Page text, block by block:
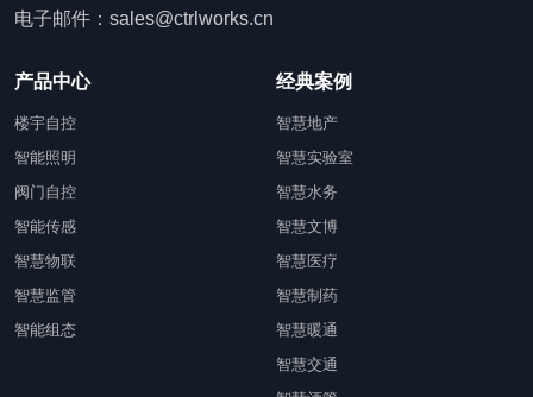
电子邮件：sales@ctrlworks.cn
产品中心
楼宇自控
智能照明
阀门自控
智能传感
智慧物联
智慧监管
智能组态
经典案例
智慧地产
智慧实验室
智慧水务
智慧文博
智慧医疗
智慧制药
智慧暖通
智慧交通